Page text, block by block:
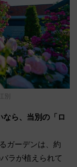
なら、当別の「ロ
ガーデンは、約
ラが植えられて